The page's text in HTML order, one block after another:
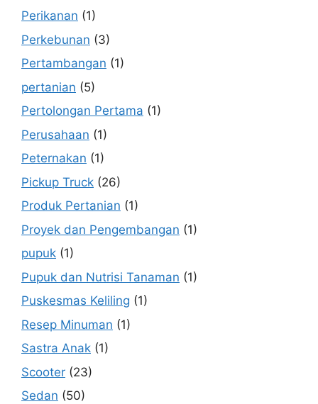
Perikanan (1)
Perkebunan (3)
Pertambangan (1)
pertanian (5)
Pertolongan Pertama (1)
Perusahaan (1)
Peternakan (1)
Pickup Truck (26)
Produk Pertanian (1)
Proyek dan Pengembangan (1)
pupuk (1)
Pupuk dan Nutrisi Tanaman (1)
Puskesmas Keliling (1)
Resep Minuman (1)
Sastra Anak (1)
Scooter (23)
Sedan (50)